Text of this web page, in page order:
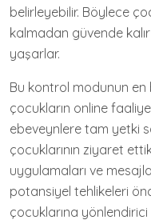
belirleyebilir. Böylece
kalmadan güvende
yaşarlar.
Bu kontrol modunun
çocukların online
ebeveynlere tam yetki
çocuklarının ziyaret
uygulamaları ve
potansiyel tehlikeleri
çocuklarına